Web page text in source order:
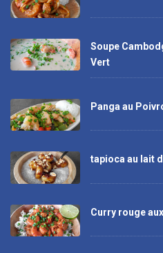
Soupe
Vert
Panga au
tapioca au lait
Curry rouge